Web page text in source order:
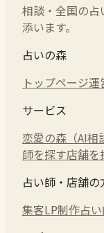
相談・全国の占
添います。
占いの森
トップページ運
サービス
恋愛の森（AI相
師を探す店舗を
占い師・店舗の
集客LP制作占